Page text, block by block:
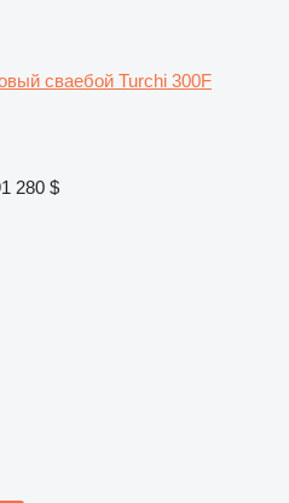
сваебой Turchi 300F
280 $